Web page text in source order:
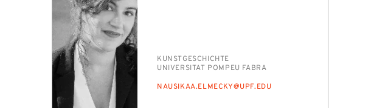
PERSON_RESEARCH_SUBJECT
KUNST­GE­SCHICH­TE
INSTITUTION
UNI­VER­SI­TAT POM­PEU FA­BRA
E-
NAU­SI­K­AA.EL­ME­CKY@UPF.EDU